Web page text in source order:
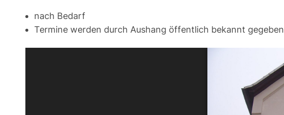
nach Bedarf
Termine werden durch Aushang öffentlich bekannt gegeben